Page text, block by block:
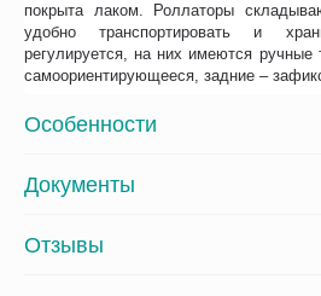
покрыта лаком. Роллаторы
удобно транспортировать и
регулируется, на них имеются ручные
самоориентирующееся, задние –
Особенности
Документы
Отзывы